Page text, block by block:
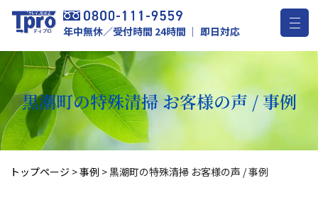
年中無休／受付時間 24時間 ｜ 即日対応
黒潮町の特殊清掃 お客様の声 / 事例
トップページ >事例 >黒潮町の特殊清掃 お客様の声 / 事例